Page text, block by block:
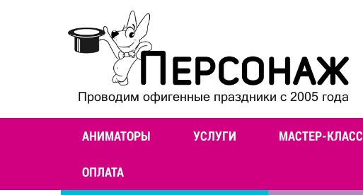
Проводим офигенные праздники с 2005 года
АНИМАТОРЫ УСЛУГИ МАСТЕР-
ОПЛАТА